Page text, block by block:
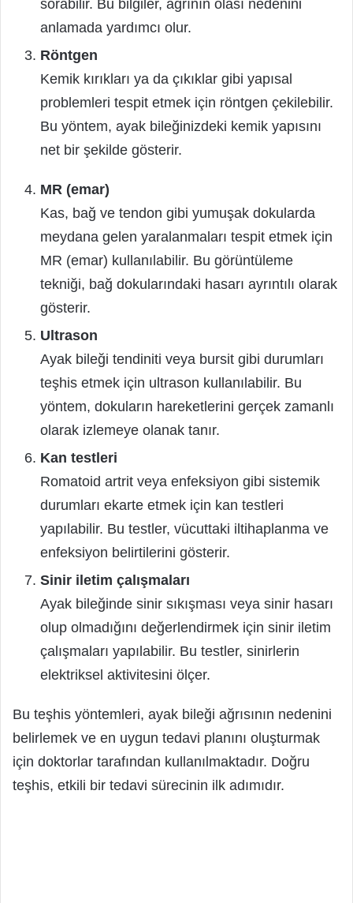
sorabilir. Bu bilgiler, ağrının olası nedenini
anlamada yardımcı olur.
Röntgen
Kemik kırıkları ya da çıkıklar gibi yapısal
problemleri tespit etmek için röntgen çekilebilir.
Bu yöntem, ayak bileğinizdeki kemik yapısını
net bir şekilde gösterir.
MR (emar)
Kas, bağ ve tendon gibi yumuşak dokularda
meydana gelen yaralanmaları tespit etmek için
MR (emar) kullanılabilir. Bu görüntüleme
tekniği, bağ dokularındaki hasarı ayrıntılı olarak
gösterir.
Ultrason
Ayak bileği tendiniti veya bursit gibi durumları
teşhis etmek için ultrason kullanılabilir. Bu
yöntem, dokuların hareketlerini gerçek zamanlı
olarak izlemeye olanak tanır.
Kan testleri
Romatoid artrit veya enfeksiyon gibi sistemik
durumları ekarte etmek için kan testleri
yapılabilir. Bu testler, vücuttaki iltihaplanma ve
enfeksiyon belirtilerini gösterir.
Sinir iletim çalışmaları
Ayak bileğinde sinir sıkışması veya sinir hasarı
olup olmadığını değerlendirmek için sinir iletim
çalışmaları yapılabilir. Bu testler, sinirlerin
elektriksel aktivitesini ölçer.
Bu teşhis yöntemleri, ayak bileği ağrısının nedenini
belirlemek ve en uygun tedavi planını oluşturmak
için doktorlar tarafından kullanılmaktadır. Doğru
teşhis, etkili bir tedavi sürecinin ilk adımıdır.